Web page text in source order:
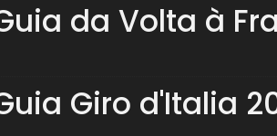
da Volta à
Giro d'Italia